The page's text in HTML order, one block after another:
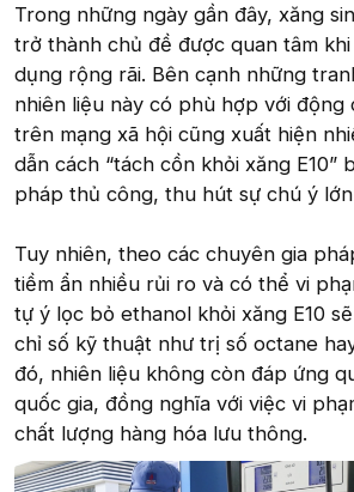
Trong những ngày gần đây, xăng
trở thành chủ đề được quan tâm
dụng rộng rãi. Bên cạnh những
nhiên liệu này có phù hợp với động
trên mạng xã hội cũng xuất hiện
dẫn cách “tách cồn khỏi xăng E10”
pháp thủ công, thu hút sự chú ý
Tuy nhiên, theo các chuyên gia
tiềm ẩn nhiều rủi ro và có thể vi
tự ý lọc bỏ ethanol khỏi xăng E10
chỉ số kỹ thuật như trị số octane
đó, nhiên liệu không còn đáp ứng
quốc gia, đồng nghĩa với việc vi
chất lượng hàng hóa lưu thông.